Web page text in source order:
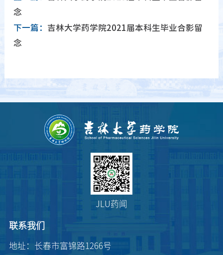
念
下一篇： 吉林大学药学院2021届本科生毕业合影留
念
JLU药闻
联系我们
地址：长春市富锦路1266号